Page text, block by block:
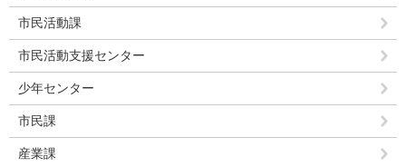
市民活動課
市民活動支援センター
少年センター
市民課
産業課